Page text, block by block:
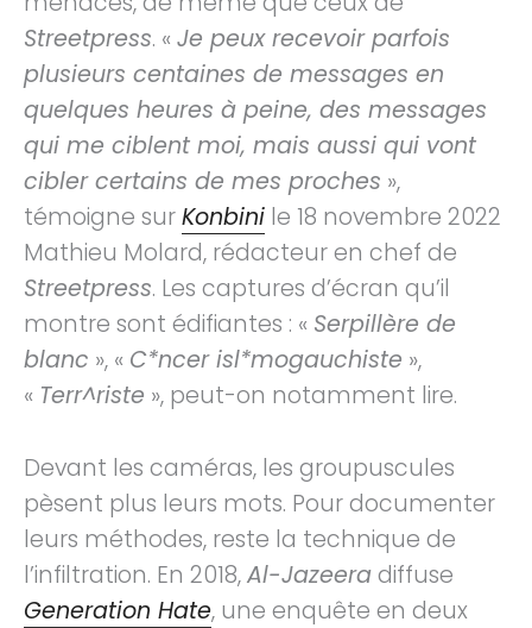
Streetpress. « Je peux recevoir parfois
plusieurs centaines de messages en
quelques heures à peine, des messages
qui me ciblent moi, mais aussi qui vont
cibler certains de mes proches »,
témoigne surKonbini le 18 novembre 2022
Mathieu Molard, rédacteur en chef de
Streetpress. Les captures d’écran qu’il
montre sont édifiantes : « Serpillère de
blanc », « C*ncer isl*mogauchiste »,
« Terr^riste », peut-on notamment lire.
Devant les caméras, les groupuscules
pèsent plus leurs mots. Pour documenter
leurs méthodes, reste la technique de
l’infiltration. En 2018,Al-Jazeeradiffuse
Generation Hate, une enquête en deux